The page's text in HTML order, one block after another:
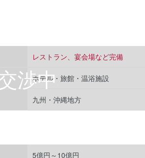
レストラン、宴会場など完備
ホテル・旅館・温浴施設
九州・沖縄地方
5億円～10億円